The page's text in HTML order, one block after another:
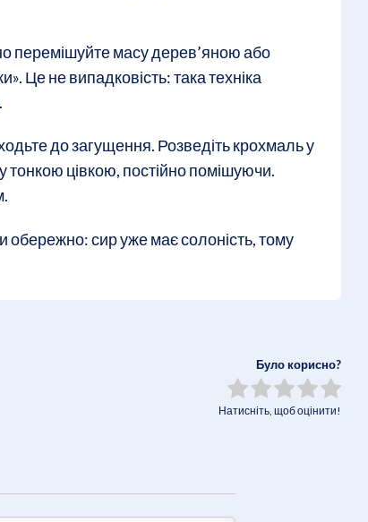
перемішуйте масу дерев’яною або
Це не випадковість: така техніка
до загущення. Розведіть крохмаль у
тонкою цівкою, постійно помішуючи.
обережно: сир уже має солоність, тому
Було корисно?
Натисніть, щоб оцінити!